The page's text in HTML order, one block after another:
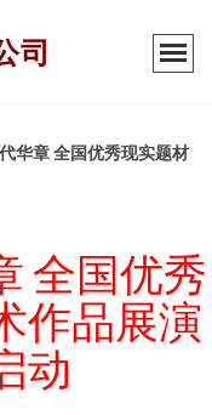
司
华章 全国优秀现实题材
全国优秀
作品展演
动